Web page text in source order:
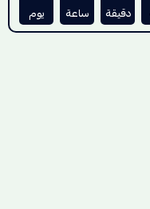
دقيقة
ساعة
يوم